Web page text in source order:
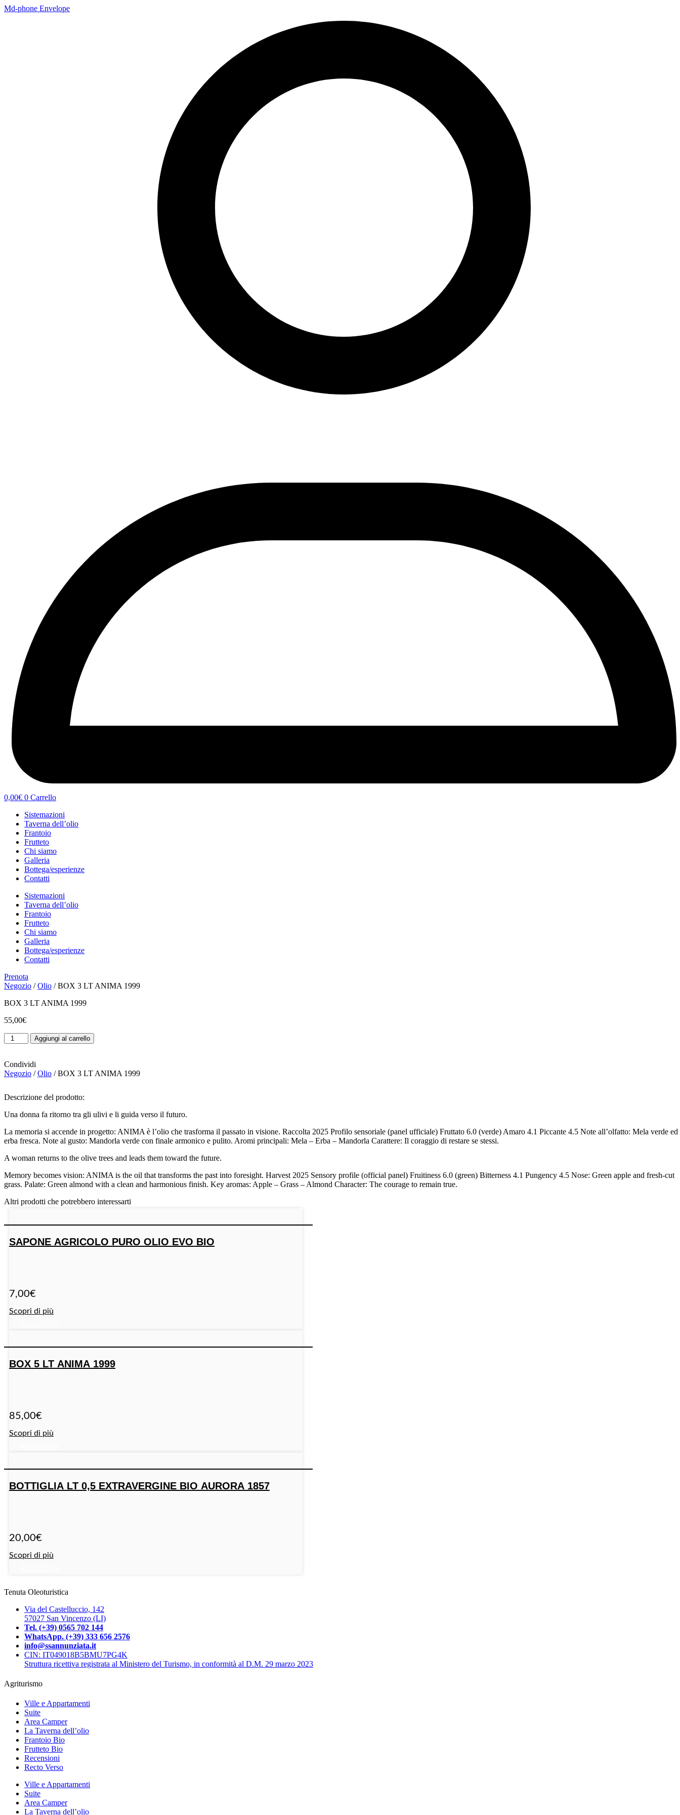
Vai
Md-phone Envelope
0,00€ 0 Carrello
Sistemazioni
Taverna dell’olio
Frantoio
Frutteto
Chi siamo
Galleria
Bottega/esperienze
Contatti
Sistemazioni
Taverna dell’olio
Frantoio
Frutteto
Chi siamo
Galleria
Bottega/esperienze
Contatti
Prenota
Negozio /Olio / BOX 3 LT ANIMA 1999
BOX 3 LT ANIMA 1999
55,00€
BOX
5
ANIMA
1999
Aggiungi al carrello
Condividi
Negozio /Olio / BOX 3 LT ANIMA 1999
Descrizione del prodotto:
Una donna fa ritorno tra gli ulivi e li guida verso il futuro.
La memoria si accende in progetto: ANIMA è l’olio che trasforma il passato in visione. Raccolta 2025 Profilo sensoriale (panel ufficiale) Fruttato 6.0 (verde) Amaro 4.1 Piccante 4.5 Note all’olfatto: Mela verde ed
erba fresca. Note al gusto: Mandorla verde con finale armonico e pulito. Aromi principali: Mela – Erba – Mandorla Carattere: Il coraggio di restare se stessi.
A woman returns to the olive trees and leads them toward the future.
Memory becomes vision: ANIMA is the oil that transforms the past into foresight. Harvest 2025 Sensory profile (official panel) Fruitiness 6.0 (green) Bitterness 4.1 Pungency 4.5 Nose: Green apple and fresh-cut
grass. Palate: Green almond with a clean and harmonious finish. Key aromas: Apple – Grass – Almond Character: The courage to remain true.
Altri prodotti che potrebbero interessarti
SAPONE AGRICOLO PURO OLIO EVO BIO
7,00€
Scopri di più
BOX 5 LT ANIMA 1999
85,00€
Scopri di più
BOTTIGLIA LT 0,5 EXTRAVERGINE BIO AURORA 1857
20,00€
Scopri di più
Tenuta Oleoturistica
Via del Castelluccio, 142
57027 San Vincenzo (LI)
Tel. (+39) 0565 702 144
WhatsApp. (+39) 333 656 2576
info@ssannunziata.it
CIN: IT049018B5BMU7PG4K
Struttura ricettiva registrata al Ministero del Turismo, in conformità al D.M. 29 marzo 2023
Agriturismo
Ville e Appartamenti
Suite
Area Camper
La Taverna dell’olio
Frantoio Bio
Frutteto Bio
Recensioni
Recto Verso
Ville e Appartamenti
Suite
Area Camper
La Taverna dell’olio